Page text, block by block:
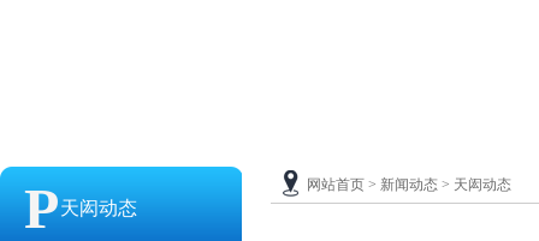
网站首页 > 新闻动态 > 天闳动态
P天闳动态